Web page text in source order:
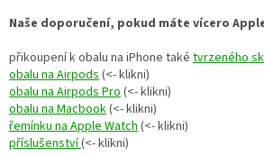
Naše doporučení, pokud máte vícero
přikoupení k obalu na iPhone také tvrzeného
obalu na Airpods(<- klikni)
obalu na Airpods Pro(<- klikni)
obalu na Macbook(<- klikni)
řemínku na Apple Watch(<- klikni)
příslušenství(<- klikni)